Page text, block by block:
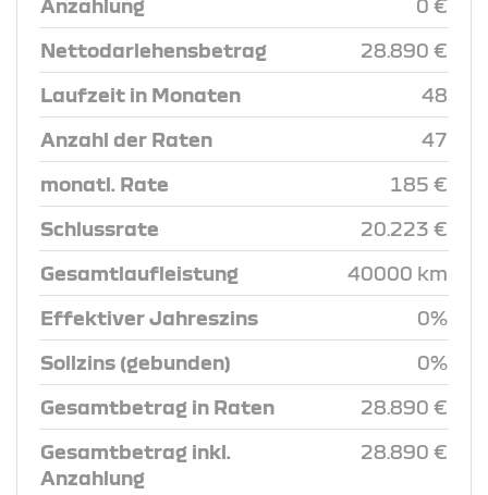
Anzahlung 0 €
Nettodarlehensbetrag 28.890 €
Laufzeit in Monaten 48
Anzahl der Raten 47
monatl. Rate 185 €
Schlussrate 20.223 €
Gesamtlaufleistung 40000 km
Effektiver Jahreszins 0%
Sollzins (gebunden) 0%
Gesamtbetrag in Raten 28.890 €
Gesamtbetrag inkl.
Anzahlung
28.890 €